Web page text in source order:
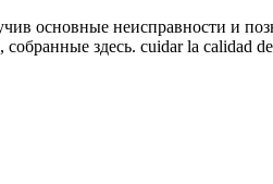
основные неисправности и
здесь. cuidar la calidad